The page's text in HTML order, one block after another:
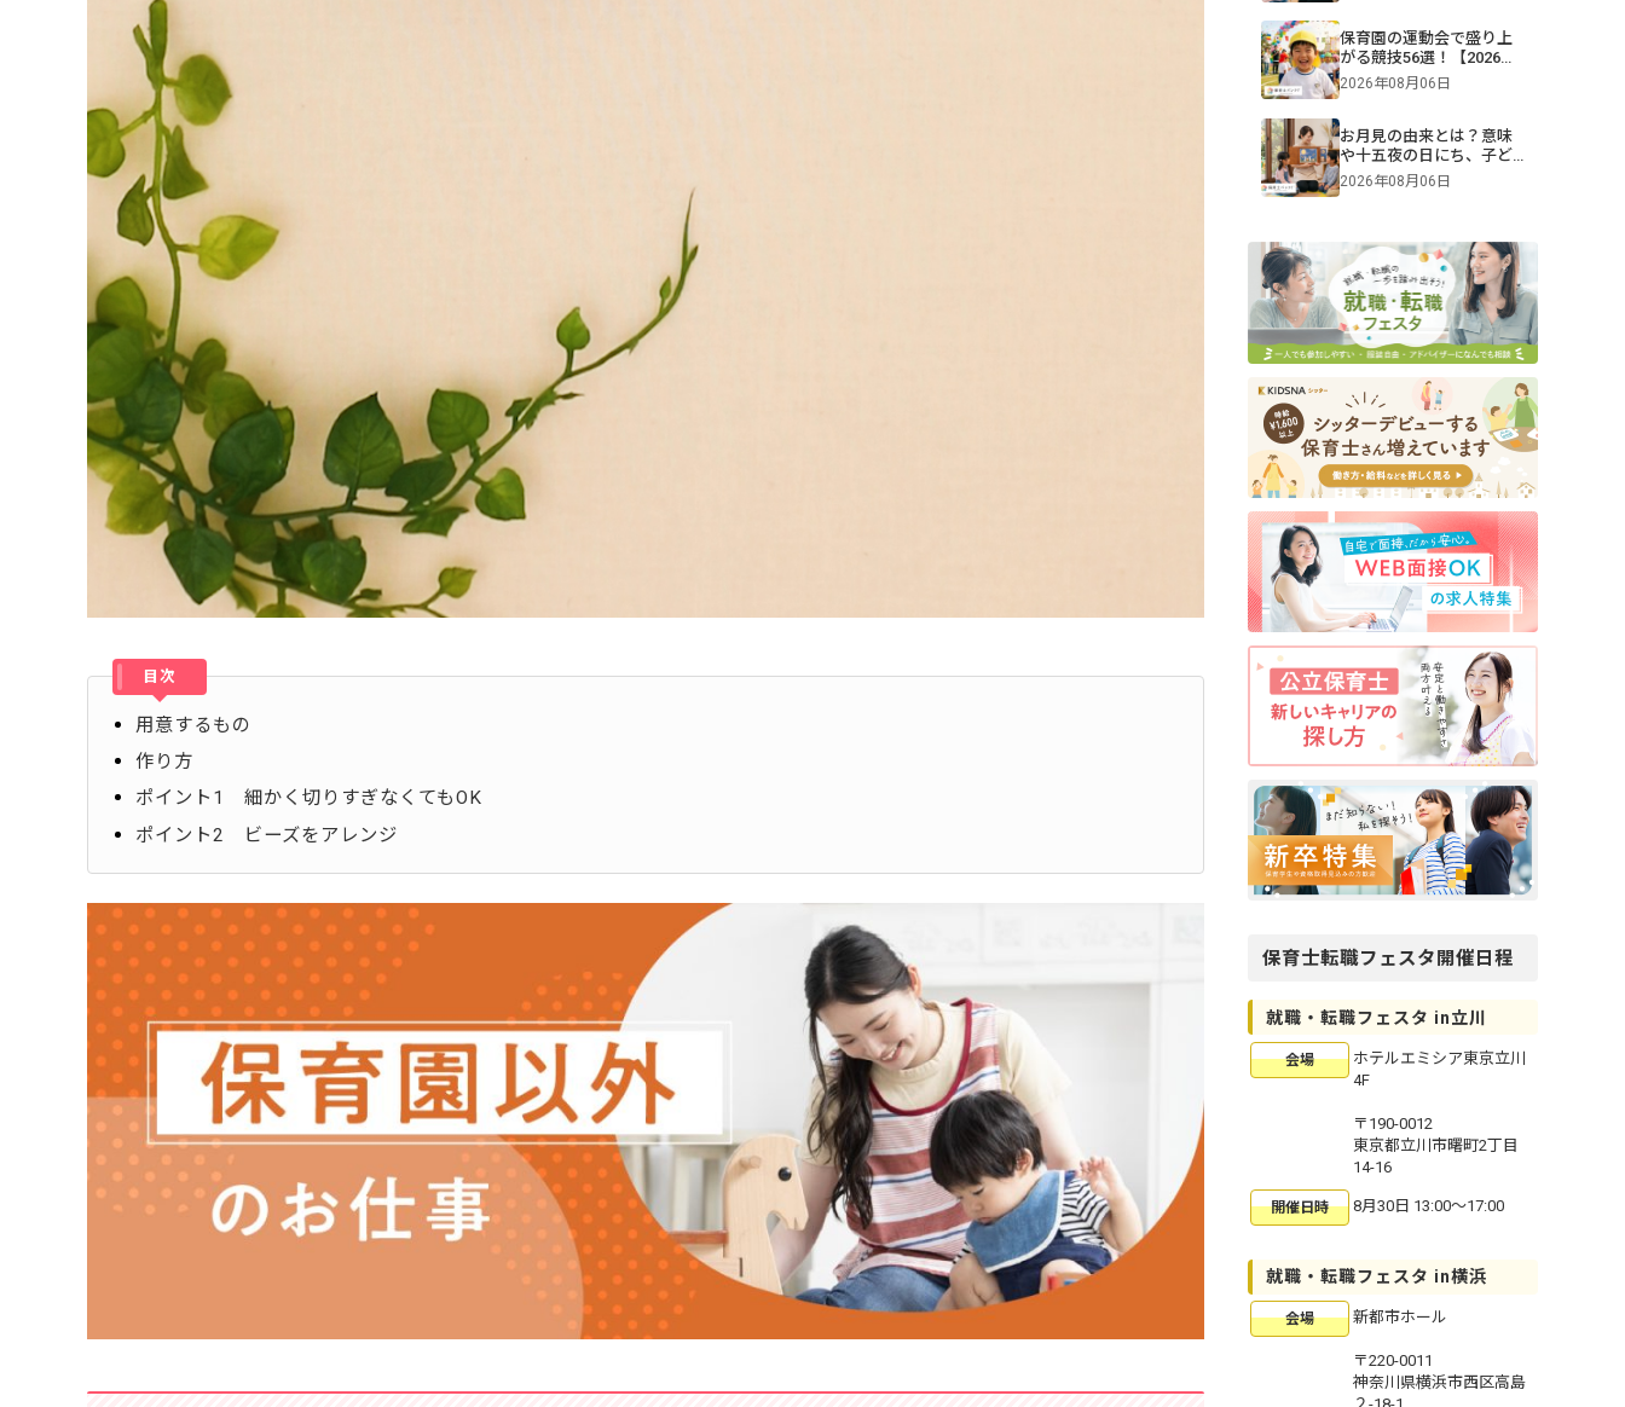
目次
用意するもの
作り方
ポイント1 細かく切りすぎなくてもOK
ポイント2 ビーズをアレンジ
保育園の運動会で盛り上
がる競技56選！【2026年
版】0・1・2・3・4・5歳
2026年08月06日
お月見の由来とは？意味
や十五夜の日にち、子ど
もへの伝え方【2026年最
2026年08月06日
保育士転職フェスタ開催日程
就職・転職フェスタ in立川
会場
ホテルエミシア東京立川
4F
〒190-0012
東京都立川市曙町2丁目
14-16
開催日時 8月30日 13:00〜17:00
就職・転職フェスタ in横浜
会場 新都市ホール
〒220-0011
神奈川県横浜市西区高島